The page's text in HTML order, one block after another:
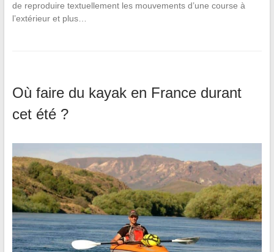
de reproduire textuellement les mouvements d’une course à
l’extérieur et plus…
Où faire du kayak en France durant
cet été ?